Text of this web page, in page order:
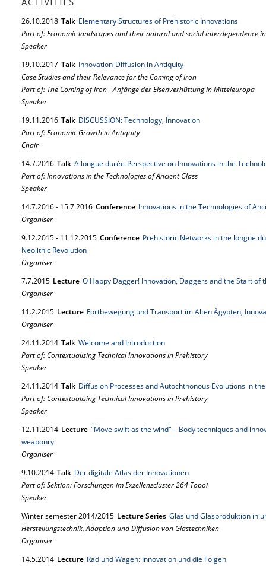
ACTIVITIES
26.10.2018 Talk Elementary Structures of Prehistoric Innovations
Part of: Economic landscapes and their natural and social interdependence
Speaker
19.10.2017 Talk Innovation-Diffusion in Antiquity
Case Studies and their Relevance for the Coming of Iron
Part of: The Coming of Iron - Anfänge der Eisenverhüttung in Mitteleuropa
Speaker
19.11.2016 Talk DISCUSSION: Technology, Innovation
Part of: Economic Growth in Antiquity
Chair
14.7.2016 Talk A longue durée-Perspective on Innovations in the
Part of: Innovations in the Technologies of Ancient Glass
Speaker
14.7.2016- 15.7.2016 Conference Innovations in the Technologies of
Organiser
9.12.2015- 11.12.2015 Conference Prehistoric Networks in the longue
Neolithic Revolution
Organiser
7.7.2015 Lecture O Happy Dagger! Innovation, Daggers and the Start of
Organiser
11.2.2015 Lecture Fortbewegung und Transport im Alten Ägypten,
Organiser
24.11.2014 Talk Welcome and Introduction
Part of: Contextualising Technical Innovations in Prehistory
Speaker
24.11.2014 Talk Diffusion Processes and Autochthonous Evolutions in
Part of: Contextualising Technical Innovations in Prehistory
Speaker
12.11.2014 Lecture "Move swift as the wind" – Body techniques and
weaponry
Organiser
9.10.2014 Talk Der digitale Atlas der Innovationen
Part of: Sektion: Forschungen im Exzellenzcluster 264 Topoi
Speaker
Winter semester 2014/2015 Lecture Series Glas und Glasproduktion in
Herstellungstechnik, Adaption und Diffusion von Glastechniken
Organiser
14.5.2014 Lecture Rad und Wagen: Innovation und die Folgen